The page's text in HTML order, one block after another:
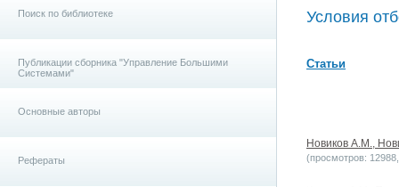
Поиск по библиотеке
Публикации сборника "Управление Большими
Системами"
Основные авторы
Рефераты
Условия
Статьи
Новиков А.М.,
(просмотров: